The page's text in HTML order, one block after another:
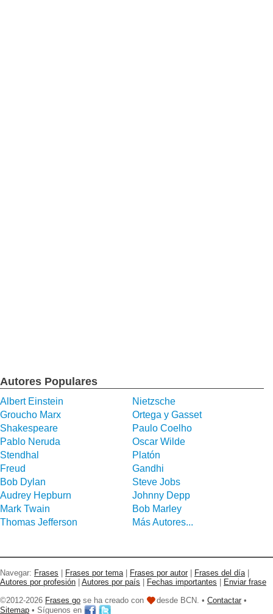
Autores Populares
Albert Einstein
Nietzsche
Groucho Marx
Ortega y Gasset
Shakespeare
Paulo Coelho
Pablo Neruda
Oscar Wilde
Stendhal
Platón
Freud
Gandhi
Bob Dylan
Steve Jobs
Audrey Hepburn
Johnny Depp
Mark Twain
Bob Marley
Thomas Jefferson
Más Autores...
Navegar: Frases Frases por tema| Frases por autor Frases del día|
Autores por profesión
Autores por país Fechas importantes
Enviar frase
©2012-2026 Frases go se ha creado con desde BCN. • Contactar •
Sitemap • Síguenos en